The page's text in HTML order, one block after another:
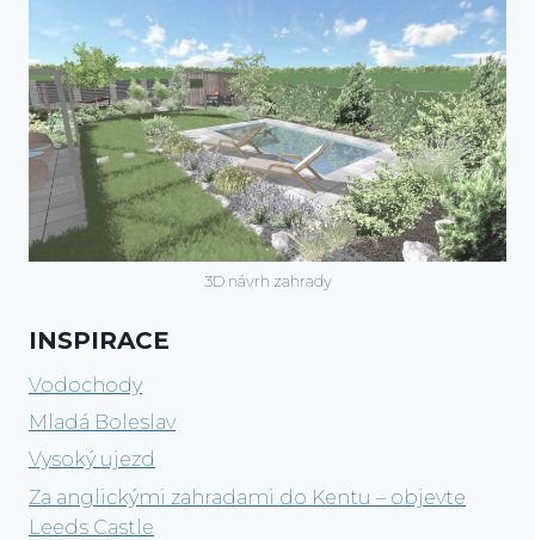
3D návrh zahrady
INSPIRACE
Vodochody
Mladá Boleslav
Vysoký ujezd
Za anglickými zahradami do Kentu – objevte
Leeds Castle